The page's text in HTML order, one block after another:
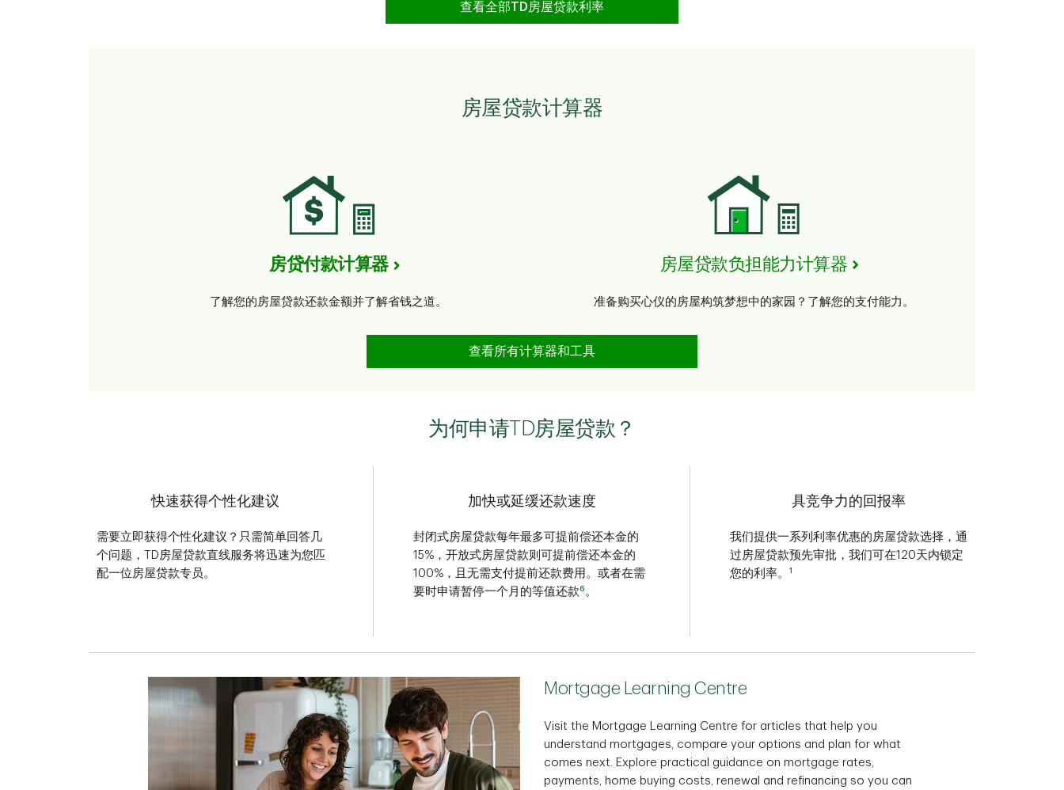
查看全部TD房屋贷款利率
房屋贷款计算器
房贷付款计算器
了解您的房屋贷款还款金额并了解省钱之道。
房屋贷款负担能力计算器
准备购买心仪的房屋构筑梦想中的家园？了解您的支付能力。
查看所有计算器和工具
为何申请TD房屋贷款？
快速获得个性化建议
需要立即获得个性化建议？只需简单回答几
个问题，TD房屋贷款直线服务将迅速为您匹
配一位房屋贷款专员。
加快或延缓还款速度
封闭式房屋贷款每年最多可提前偿还本金的
15%，开放式房屋贷款则可提前偿还本金的
100%，且无需支付提前还款费用。或者在需
要时申请暂停一个月的等值还款6 。
具竞争力的回报率
我们提供一系列利率优惠的房屋贷款选择，通
过房屋贷款预先审批，我们可在120天内锁定
您的利率。
1
Mortgage Learning Centre
Visit the Mortgage Learning Centre for articles that help you
understand mortgages, compare your options and plan for what
comes next. Explore practical guidance on mortgage rates,
payments, home buying costs, renewal and refinancing so you can